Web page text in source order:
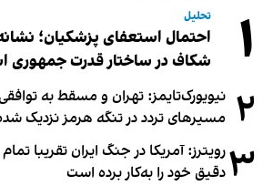
۱ تحلیل
احتمال استعفای پزشکیان؛
شکاف در ساختار قدرت جمهوری
۲ نیویورک‌تایمز: تهران و مسقط به
مسیرهای تردد در تنگه هرمز نزدیک
۳رویترز: آمریکا در جنگ ایران تقریبا
دقیق خود را به‌کار برده است